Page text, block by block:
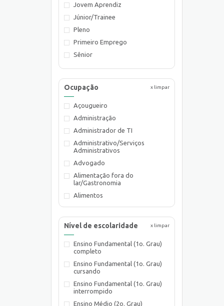
Jovem Aprendiz
Júnior/Trainee
Pleno
Primeiro Emprego
Sênior
Técnico
x limpar
Ocupação
Açougueiro
Administração
Administrador de TI
Administrativo/Serviços
Administrativos
Advogado
Alimentação fora do
lar/Gastronomia
Alimentos
Almoxarife
Assistente de Planejamento
Atendente Comercial
Auxiliar de Cozinha
Auxiliar de Laboratório
x limpar
Nível de escolaridade
Ensino Fundamental (1o. Grau)
completo
Ensino Fundamental (1o. Grau)
cursando
Ensino Fundamental (1o. Grau)
interrompido
Ensino Médio (2o. Grau)